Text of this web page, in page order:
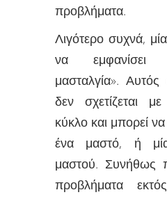
προβλήματα.
Λιγότερο συχνά,
να εμφανίσει
μασταλγία».
δεν σχετίζεται
κύκλο και μπορεί
ένα μαστό, ή
μαστού. Συνήθως
προβλήματα